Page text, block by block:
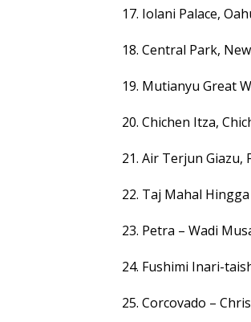
17. Iolani Palace,
18. Central Park,
19. Mutianyu Great
20. Chichen Itza,
21. Air Terjun Giazu,
22. Taj Mahal
23. Petra – Wadi
24. Fushimi Inari-
25. Corcovado –